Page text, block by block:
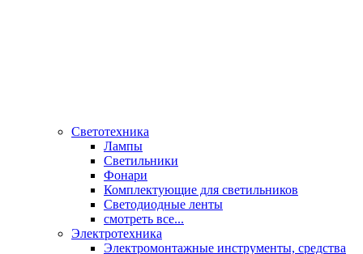
Светотехника
Лампы
Светильники
Фонари
Комплектующие для светильников
Светодиодные ленты
смотреть все...
Электротехника
Электромонтажные инструменты, средства